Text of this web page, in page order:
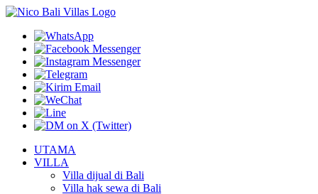
UTAMA
VILLA
Villa dijual di Bali
Villa hak sewa di Bali